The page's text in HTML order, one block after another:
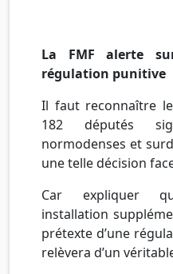
La FMF alerte
régulation punitive
Il faut reconnaître
182 députés
normodenses et
une telle décision
Car expliquer
installation
prétexte d’une
relèvera d’un